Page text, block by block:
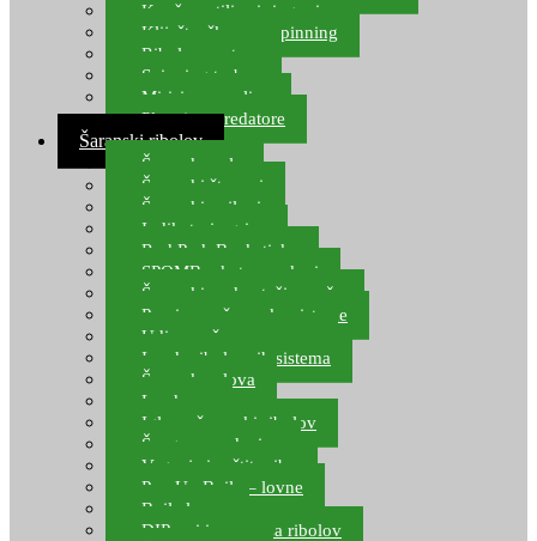
Kopče, vrtilice i ringovi
Kliješta, škare za spinning
Ribolov pastrve
Spinning torbe
Mirisi za varalice
Plovci za predatore
Šaranski ribolov
Šaranske role
Šaranski štapovi
Šaranski najloni
Indikatori ugriza
Rod Pod, Banksticks
SPOMB rakete, markeri
Šaranski podmetači, mreže
Pernice za šaranske sisteme
Udice za šarana, amura
Izrada ribolovnih sistema
Šaranska olova
Leadcore
Igle za šaranski ribolov
Špage, upredenice
Vaganje i zaštita ribe
Pop Up Boile – lovne
Boile lovne
DIP-ovi i arome za ribolov